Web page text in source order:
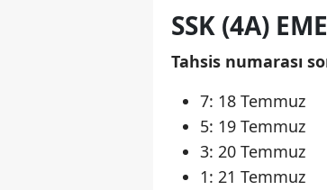
SSK (4A)
Tahsis numarası
7: 18 Temmuz
5: 19 Temmuz
3: 20 Temmuz
1: 21 Temmuz